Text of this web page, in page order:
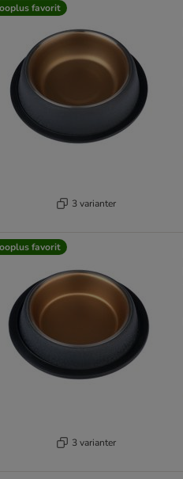
favorit
3 varianter
favorit
3 varianter